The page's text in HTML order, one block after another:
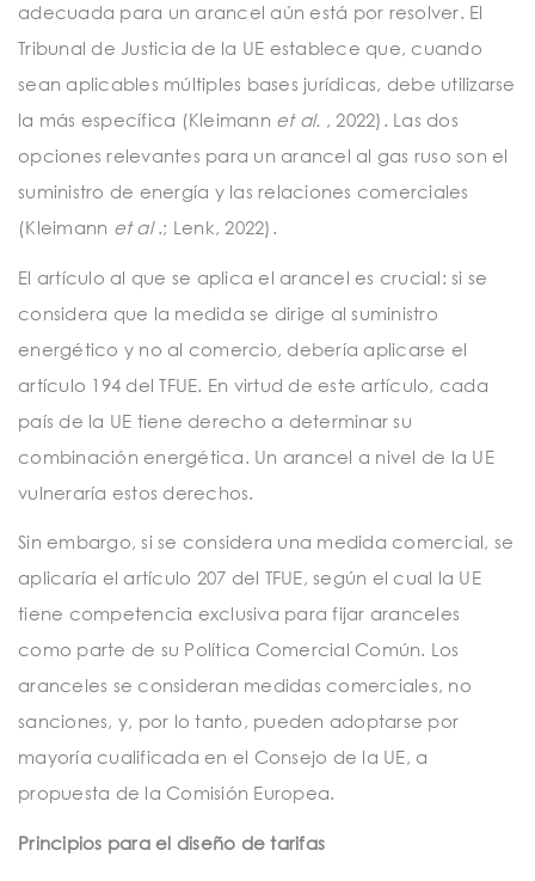
adecuada para un arancel aún está por resolver. El
Tribunal de Justicia de la UE establece que, cuando
sean aplicables múltiples bases jurídicas, debe utilizarse
la más específica (Kleimann et al. , 2022). Las dos
opciones relevantes para un arancel al gas ruso son el
suministro de energía y las relaciones comerciales
(Kleimann et al.; Lenk, 2022).
El artículo al que se aplica el arancel es crucial: si se
considera que la medida se dirige al suministro
energético y no al comercio, debería aplicarse el
artículo 194 del TFUE. En virtud de este artículo, cada
país de la UE tiene derecho a determinar su
combinación energética. Un arancel a nivel de la UE
vulneraría estos derechos.
Sin embargo, si se considera una medida comercial, se
aplicaría el artículo 207 del TFUE, según el cual la UE
tiene competencia exclusiva para fijar aranceles
como parte de su Política Comercial Común. Los
aranceles se consideran medidas comerciales, no
sanciones, y, por lo tanto, pueden adoptarse por
mayoría cualificada en el Consejo de la UE, a
propuesta de la Comisión Europea.
Principios para el diseño de tarifas